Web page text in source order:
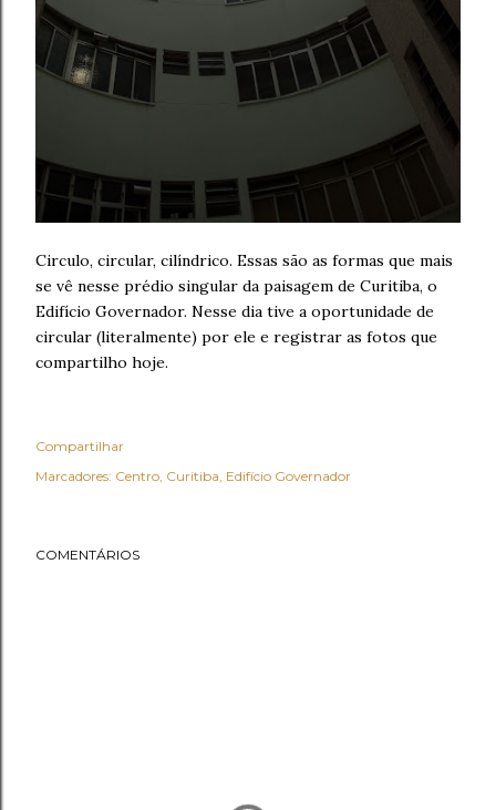
Circulo, circular, cilíndrico. Essas são as formas que mais
se vê nesse prédio singular da paisagem de Curitiba, o
Edifício Governador. Nesse dia tive a oportunidade de
circular (literalmente) por ele e registrar as fotos que
compartilho hoje.
Compartilhar
Marcadores: Centro Curitiba Edifício Governador
COMENTÁRIOS